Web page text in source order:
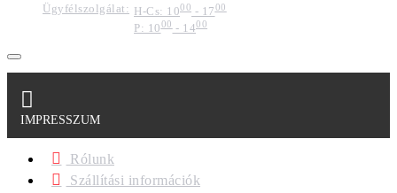
Ügyfélszolgálat: H-Cs: 1000 - 1700
P: 1000- 1400
IMPRESSZUM
Rólunk
Szállítási információk